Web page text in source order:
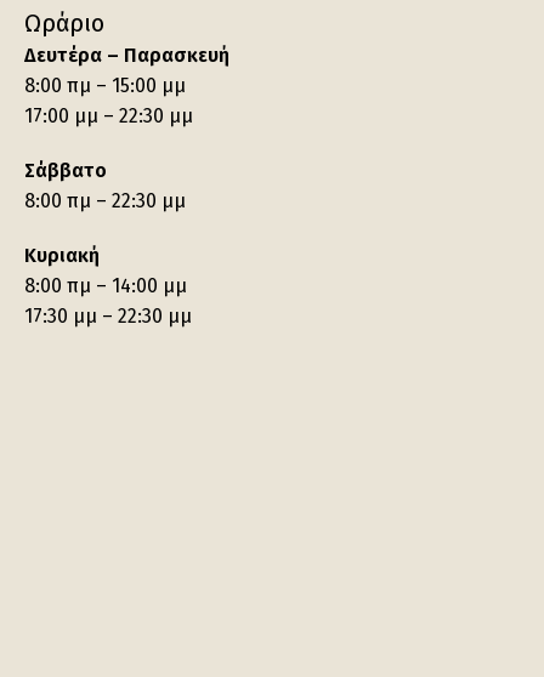
Ωράριο
Δευτέρα – Παρασκευή
8:00 πμ – 15:00 μμ
17:00 μμ – 22:30 μμ
Σάββατο
8:00 πμ – 22:30 μμ
Κυριακή
8:00 πμ – 14:00 μμ
17:30 μμ – 22:30 μμ